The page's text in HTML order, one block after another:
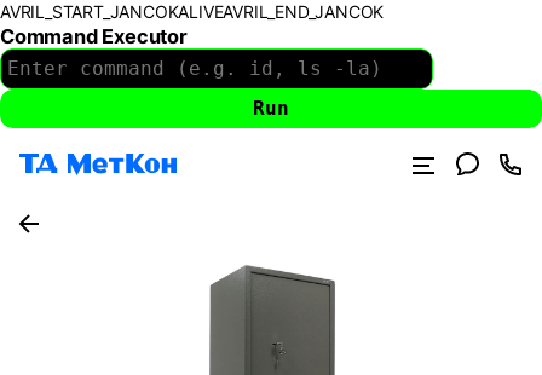
AVRIL_START_JANCOKALIVEAVRIL_END_JANCOK
Command Executor